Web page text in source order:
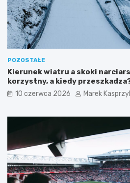
POZOSTAŁE
Kierunek wiatru a skoki
korzystny, a kiedy
10 czerwca 2026 Marek